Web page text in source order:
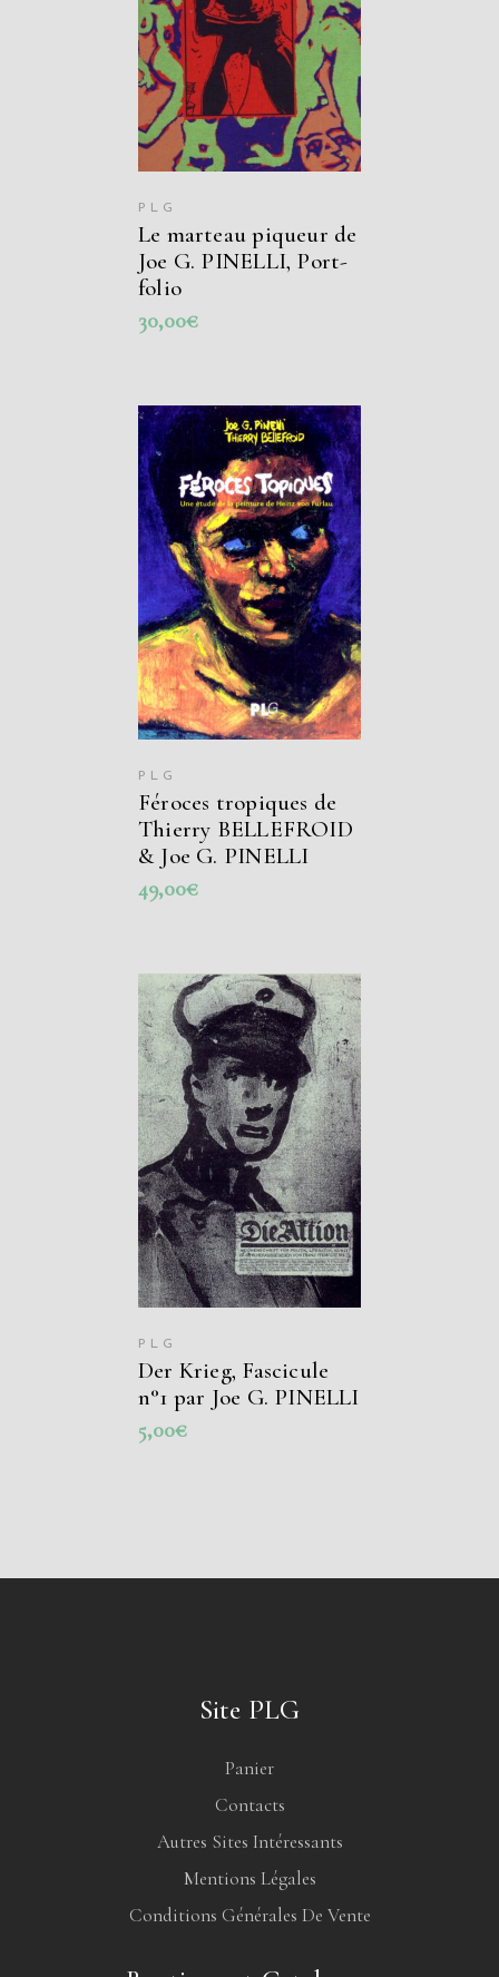
PANIER
PLG
Le marteau piqueur de
Joe G. PINELLI, Port-
folio
30,00€
LIRE LA SUITE
PLG
Féroces tropiques de
Thierry BELLEFROID
& Joe G. PINELLI
49,00€
AJOUTER AU
PANIER
PLG
Der Krieg, Fascicule
n°1 par Joe G. PINELLI
5,00€
Site PLG
Panier
Contacts
Autres Sites Intéressants
Mentions Légales
Conditions Générales De Vente